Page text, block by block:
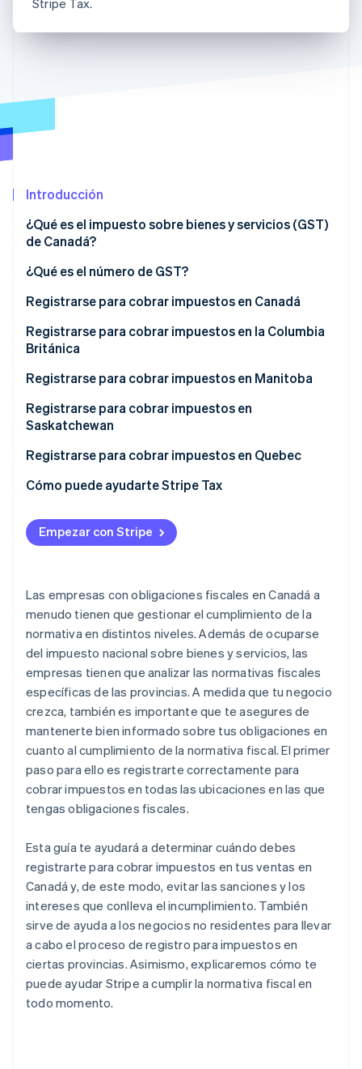
Prevención de fraude
Climate
Stripe Sessions 2026
Descubre cómo Stripe está construyendo la
para la IA.
Ver ahora
Stripe Tax.
Introducción
¿Qué es el impuesto sobre bienes y servicios (GST)
de Canadá?
¿Qué es el número de GST?
Registrarse para cobrar impuestos en Canadá
Cuándo debes darte de alta
Registrarse para cobrar impuestos en la Columbia
Británica
Cuándo debes registrarte
Cómo registrarse para cobrar impuestos en la
Columbia Británica
Registrarse para cobrar impuestos en Manitoba
Cuándo debes darte de alta
Manitoba
Registrarse para cobrar impuestos en
Saskatchewan
Cuándo debes registrarte
Cómo registrarse para cobrar impuestos en
Registrarse para cobrar impuestos en Quebec
Cuándo debes registrarte
Cómo puede ayudarte Stripe Tax
Empezar con Stripe
Las empresas con obligaciones fiscales en Canadá a
menudo tienen que gestionar el cumplimiento de la
normativa en distintos niveles. Además de ocuparse
del impuesto nacional sobre bienes y servicios, las
empresas tienen que analizar las normativas fiscales
específicas de las provincias. A medida que tu negocio
crezca, también es importante que te asegures de
mantenerte bien informado sobre tus obligaciones en
cuanto al cumplimiento de la normativa fiscal. El primer
paso para ello es registrarte correctamente para
cobrar impuestos en todas las ubicaciones en las que
tengas obligaciones fiscales.
Esta guía te ayudará a determinar cuándo debes
registrarte para cobrar impuestos en tus ventas en
Canadá y, de este modo, evitar las sanciones y los
intereses que conlleva el incumplimiento. También
sirve de ayuda a los negocios no residentes para llevar
a cabo el proceso de registro para impuestos en
ciertas provincias. Asimismo, explicaremos cómo te
puede ayudar Stripe a cumplir la normativa fiscal en
todo momento.